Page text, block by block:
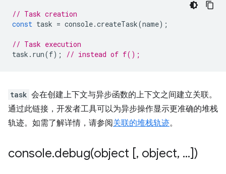
// Task creation
const task = console.createTask(name);
// Task execution
task . run(f); // instead of f();
task 会在创建上下文与异步函数的上下文之间建立关联。
通过此链接，开发者工具可以为异步操作显示更准确的堆栈
轨迹。如需了解详情，请参阅关联的堆栈轨迹。
console.debug(object [, object, ...])